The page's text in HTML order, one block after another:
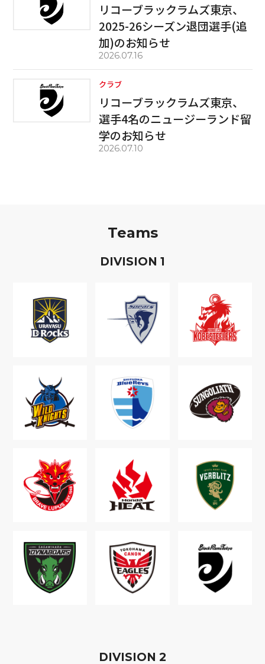
リコーブラックラムズ東京、
2025-26シーズン退団選手(追
加)のお知らせ
2026.07.16
クラブ
リコーブラックラムズ東京、
選手4名のニュージーランド留
学のお知らせ
2026.07.10
Teams
DIVISION 1
DIVISION 2